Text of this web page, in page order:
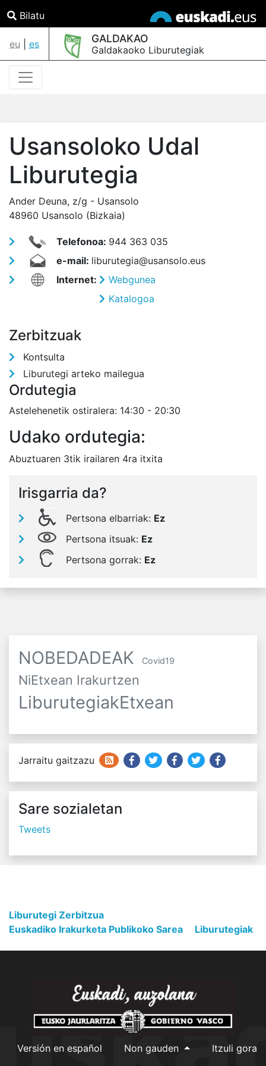
Bilatu
eu es GALDAKAO
Galdakaoko Liburutegiak
Usansoloko Udal
Liburutegia
Ander Deuna, z/g - Usansolo
48960 Usansolo (Bizkaia)
Telefonoa: 944 363 035
e-mail: liburutegia@usansolo.eus
Internet:
Webgunea
Katalogoa
Zerbitzuak
Kontsulta
Liburutegi arteko mailegua
Ordutegia
Astelehenetik ostiralera: 14:30 - 20:30
Udako ordutegia:
Abuztuaren 3tik irailaren 4ra itxita
Irisgarria da?
Pertsona elbarriak: Ez
Pertsona itsuak: Ez
Pertsona gorrak: Ez
NOBEDADEAK Covid19
NiEtxean Irakurtzen
LiburutegiakEtxean
Jarraitu gaitzazu
Sare sozialetan
Tweets
Liburutegi Zerbitzua
Euskadiko Irakurketa Publikoko Sarea
Liburutegiak
Versión en español Non gauden Itzuli gora